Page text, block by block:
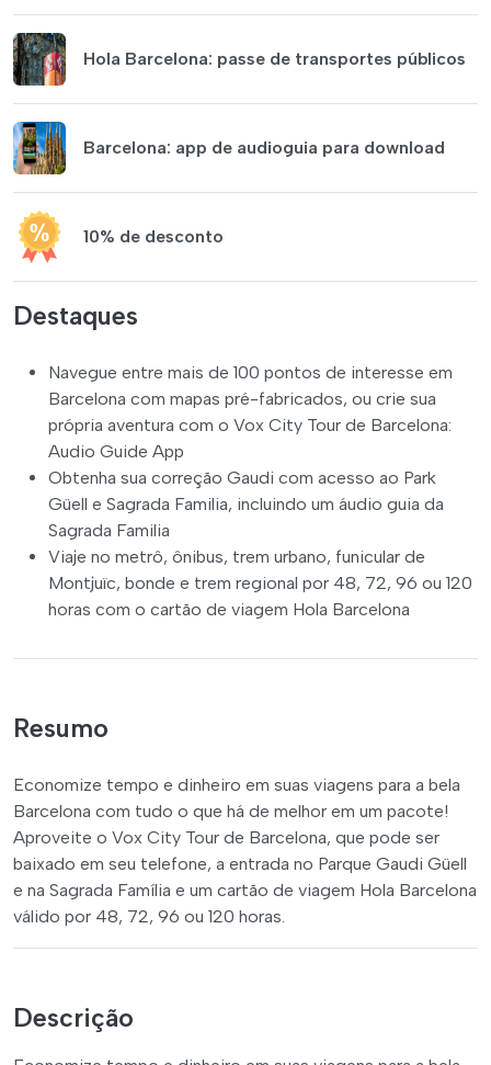
Hola Barcelona: passe de transportes públicos
Barcelona: app de audioguia para download
10% de desconto
Destaques
Navegue entre mais de 100 pontos de interesse em
Barcelona com mapas pré-fabricados, ou crie sua
própria aventura com o Vox City Tour de Barcelona:
Audio Guide App
Obtenha sua correção Gaudi com acesso ao Park
Güell e Sagrada Familia, incluindo um áudio guia da
Sagrada Familia
Viaje no metrô, ônibus, trem urbano, funicular de
Montjuïc, bonde e trem regional por 48, 72, 96 ou 120
horas com o cartão de viagem Hola Barcelona
Resumo
Economize tempo e dinheiro em suas viagens para a bela
Barcelona com tudo o que há de melhor em um pacote!
Aproveite o Vox City Tour de Barcelona, que pode ser
baixado em seu telefone, a entrada no Parque Gaudi Güell
e na Sagrada Família e um cartão de viagem Hola Barcelona
válido por 48, 72, 96 ou 120 horas.
Descrição